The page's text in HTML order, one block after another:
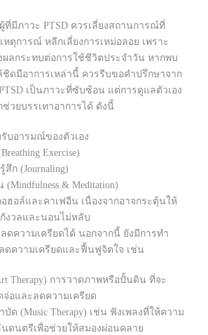
มีภาวะ PTSD ควรเลี่ยงสถานการณ์ที่
ตุการณ์ หลีกเลี่ยงการเหม่อลอย เพราะ
ผลกระทบต่อการใช้ชีวิตประจำวัน หากพบ
ชิดมีอาการเหล่านี้ ควรรีบขอคำปรึกษาจาก
เป็นภาวะที่ซับซ้อน แต่การดูแลตัวเอง
วยบรรเทาอาการได้ ดังนี้
บอารมณ์ของตัวเอง
Exercise)
ก (Journaling)
& Meditation)
ฮอล์และคาเฟอีน เนื่องจากอาจกระตุ้นให้
กังวลและนอนไม่หลับ
ดความเครียดได้ นอกจากนี้ ยังมีการทำ
ดความเครียดและฟื้นฟูจิตใจ เช่น
Therapy) การวาดภาพหรือปั้นดิน ที่จะ
จ่อและลดความเครียด
ด (Music Therapy) เช่น ฟังเพลงที่ให้ความ
นดนตรีเพื่อช่วยให้สมองผ่อนคลาย